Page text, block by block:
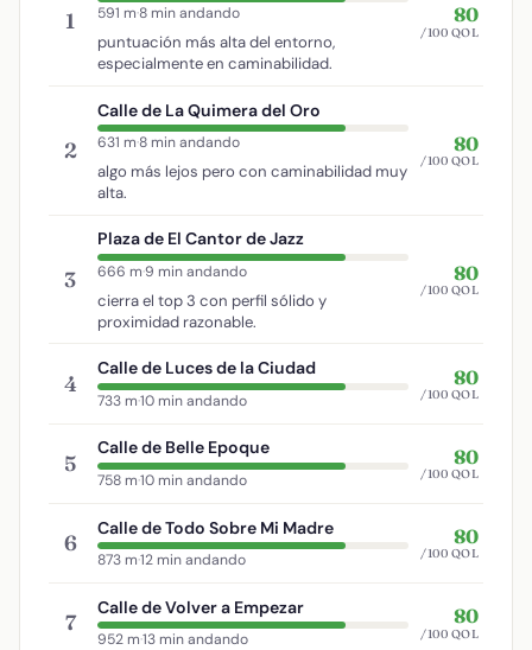
1 591 m·8 min andando
puntuación más alta del entorno,
especialmente en caminabilidad.
80
/100 QOL
2
Calle de La Quimera del Oro
631 m·8 min andando
algo más lejos pero con caminabilidad muy
alta.
80
/100 QOL
3
Plaza de El Cantor de Jazz
666 m·9 min andando
cierra el top 3 con perfil sólido y
proximidad razonable.
80
/100 QOL
4
Calle de Luces de la Ciudad
733 m·10 min andando
80
/100 QOL
5
Calle de Belle Epoque
758 m·10 min andando
80
/100 QOL
6
Calle de Todo Sobre Mi Madre
873 m·12 min andando
80
/100 QOL
7
Calle de Volver a Empezar
952 m·13 min andando
80
/100 QOL